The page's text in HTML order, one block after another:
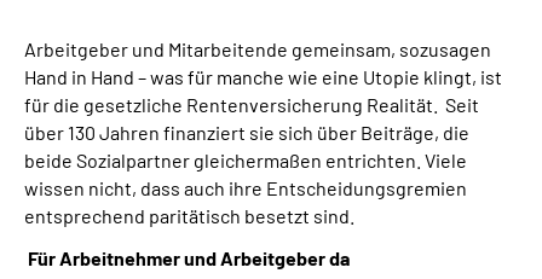
Leichte Sprache
Suche
Arbeitgeber und Mitarbeitende gemeinsam, sozusagen
Hand in Hand – was für manche wie eine Utopie klingt, ist
für die gesetzliche Rentenversicherung Realität. Seit
über 130 Jahren finanziert sie sich über Beiträge, die
beide Sozialpartner glei­chermaßen entrichten. Viele
wissen nicht, dass auch ihre Entscheidungsgremien
entsprechend paritätisch besetzt sind.
Für Arbeitnehmer und Arbeitgeber da